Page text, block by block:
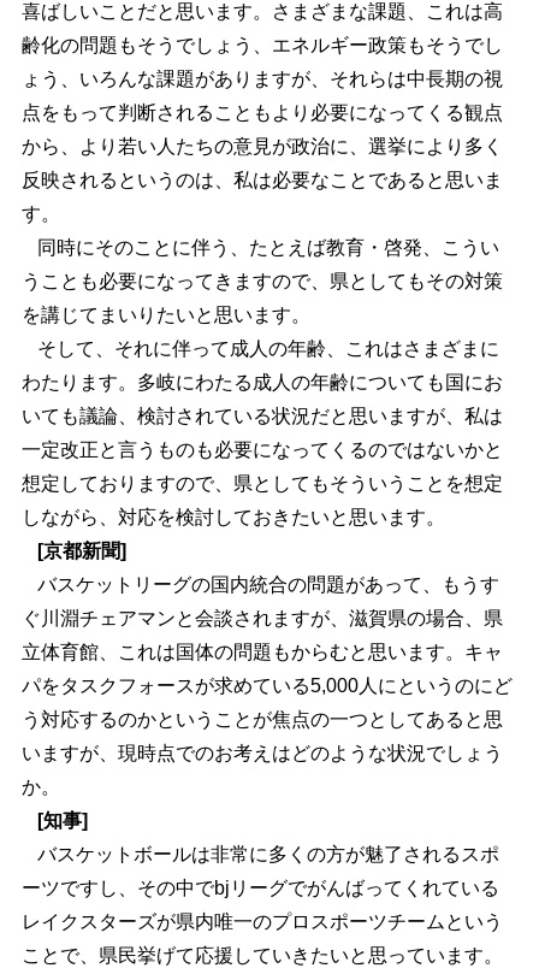
喜ばしいことだと思います。さまざまな課題、これは高
齢化の問題もそうでしょう、エネルギー政策もそうでし
ょう、いろんな課題がありますが、それらは中長期の視
点をもって判断されることもより必要になってくる観点
から、より若い人たちの意見が政治に、選挙により多く
反映されるというのは、私は必要なことであると思いま
す。
同時にそのことに伴う、たとえば教育・啓発、こうい
うことも必要になってきますので、県としてもその対策
を講じてまいりたいと思います。
そして、それに伴って成人の年齢、これはさまざまに
わたります。多岐にわたる成人の年齢についても国にお
いても議論、検討されている状況だと思いますが、私は
一定改正と言うものも必要になってくるのではないかと
想定しておりますので、県としてもそういうことを想定
しながら、対応を検討しておきたいと思います。
[京都新聞]
バスケットリーグの国内統合の問題があって、もうす
ぐ川淵チェアマンと会談されますが、滋賀県の場合、県
立体育館、これは国体の問題もからむと思います。キャ
パをタスクフォースが求めている5,000人にというのにど
う対応するのかということが焦点の一つとしてあると思
いますが、現時点でのお考えはどのような状況でしょう
か。
[知事]
バスケットボールは非常に多くの方が魅了されるスポ
ーツですし、その中でbjリーグでがんばってくれている
レイクスターズが県内唯一のプロスポーツチームという
ことで、県民挙げて応援していきたいと思っています。